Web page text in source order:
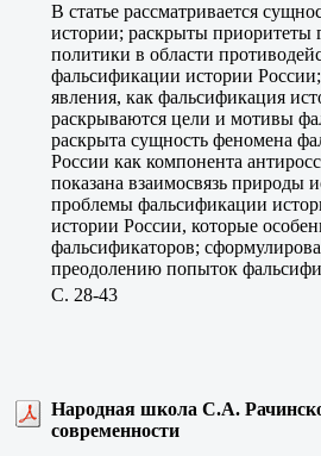
В статье рассматривается
истории; раскрыты приоритеты
политики в области
фальсификации истории
явления, как фальсификация
раскрываются цели и мотивы
раскрыта сущность феномена
России как компонента
показана взаимосвязь природы
проблемы фальсификации
истории России, которые
фальсификаторов;
преодолению попыток
C. 28-43
Народная школа С.А.
современности